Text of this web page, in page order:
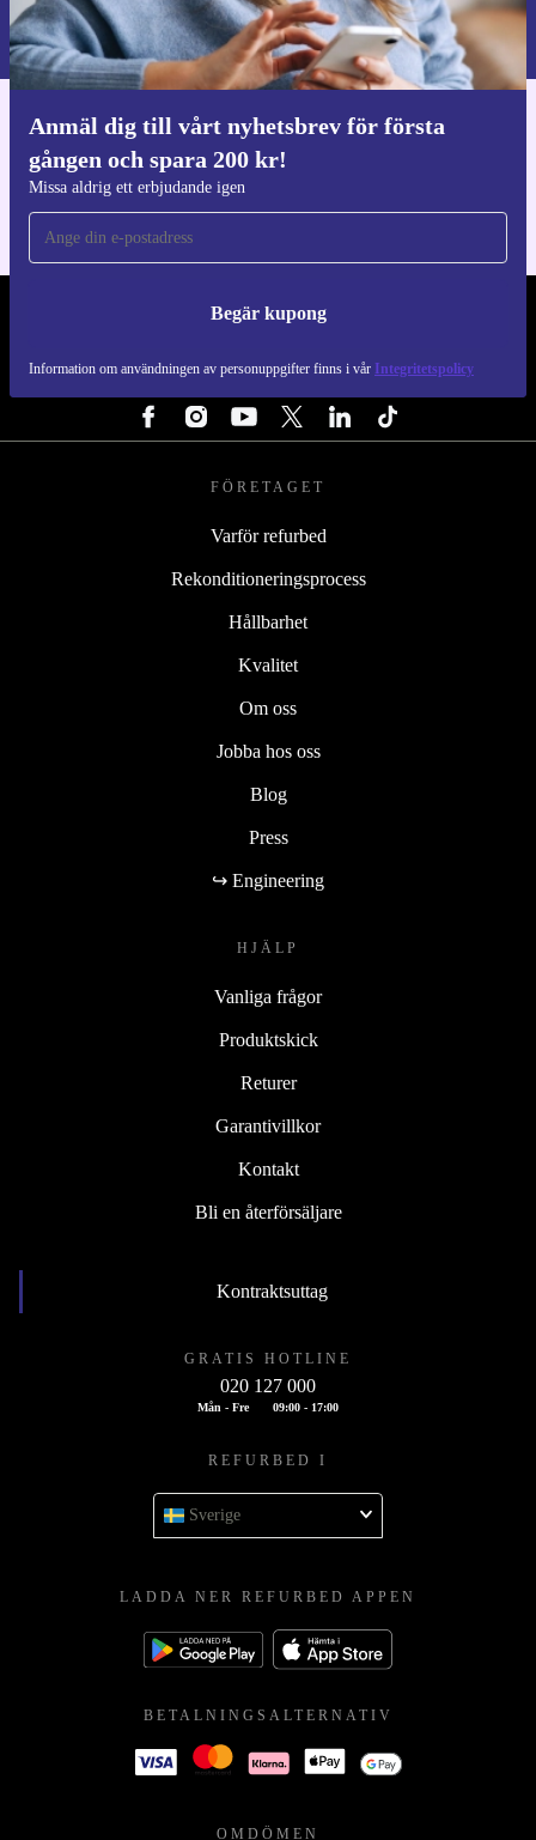
Anmäl dig till vårt nyhetsbrev för första
gången och spara 200 kr!
Missa aldrig ett erbjudande igen
Begär kupong
Information om användningen av personuppgifter finns i vår Integritetspolicy
Information om användningen av personuppgifter finns i vår
Integritetspolicy
Ladda ner refurbed appen
För iOS och Android
REFURBED SVERIGE - RETHINK NEW.
FÖLJ OSS
FÖRETAGET
Varför refurbed
Rekonditioneringsprocess
Hållbarhet
Kvalitet
Om oss
Jobba hos oss
Blog
Press
↪ Engineering
HJÄLP
Vanliga frågor
Produktskick
Returer
Garantivillkor
Kontakt
Bli en återförsäljare
Kontraktsuttag
GRATIS HOTLINE
020 127 000
Mån - Fre 09:00 - 17:00
REFURBED I
Sverige
LADDA NER REFURBED APPEN
BETALNINGSALTERNATIV
OMDÖMEN